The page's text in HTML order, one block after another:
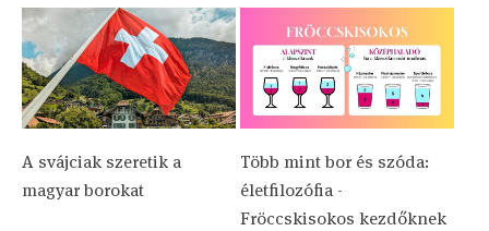
A svájciak szeretik a
magyar borokat
Több mint bor és szóda:
életfilozófia -
Fröccskisokos kezdőknek